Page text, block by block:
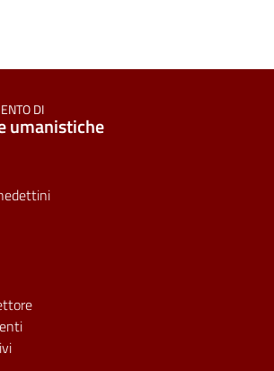
DI
umanistiche